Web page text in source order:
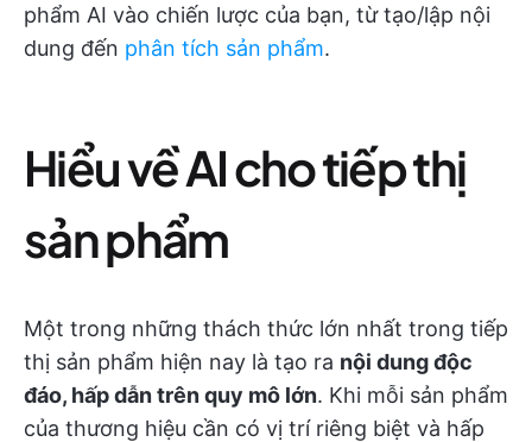
phẩm AI vào chiến lược của bạn, từ tạo/lập nội
dung đến phân tích sản phẩm.
Hiểu về AI cho tiếp thị
sản phẩm
Một trong những thách thức lớn nhất trong tiếp
thị sản phẩm hiện nay là tạo ra nội dung độc
đáo, hấp dẫn trên quy mô lớn. Khi mỗi sản phẩm
của thương hiệu cần có vị trí riêng biệt và hấp